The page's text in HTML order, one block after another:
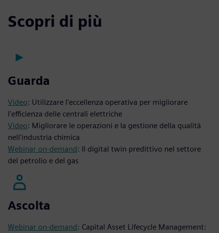
Scopri di più
Guarda
Video: Utilizzare l'eccellenza operativa per migliorare
l'efficienza delle centrali elettriche
Video: Migliorare le operazioni e la gestione della qualità
nell'industria chimica
Webinar on-demand: Il digital twin predittivo nel settore
del petrolio e del gas
Ascolta
Webinar on-demand: Capital Asset Lifecycle Management: